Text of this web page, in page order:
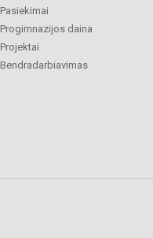
Pasiekimai
Progimnazijos daina
Projektai
Bendradarbiavimas